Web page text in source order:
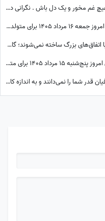
فال انبیاء امروز چهارشنبه 14 مرداد 1405 / هیچ غم مخور و یک دل باش . نگرانی داری ولیکن در دل خود غم راه مده
کائنات پیام ویژه‌ای برات داره / پیام انگیزشی امروز جمعه 16 مرداد 1405 برای متولدین فروردین تا اسفند: امروز زمان درخشیدن توست + ویدئو
طالع‌بینی روز؛ زیباترین احساس‌ها همیشه با اتفاق‌های بزرگ ساخته نمی‌شوند؛ گاهی یک نگاه یا یک توجه کوتاه می‌تواند یک روز معمولی را به خاطره‌ای خاص تبدیل کند / پنج‌شنبه 15 مرداد 1405
کائنات پیام ویژه ای برات داره / پیام انگیزشی امروز پنج‌شنبه 15 مرداد 1405 برای متولدین فروردین تا اسفند: هرگز، هرگز تسلیم نشو + ویدئو
فال روزانه امروز جمعه 16 مرداد 1405 / اطرافیان قدر شما را نمی‌دانند و به اندازه کافی به شما ارزش نمی‌دهند، اما به زودی متوجه می‌شوید که ...